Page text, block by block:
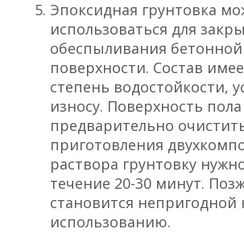
Эпоксидная грунтовка
использоваться для
обеспыливания бетонной
поверхности. Состав
степень водостойкости,
износу. Поверхность
предварительно
приготовления
раствора грунтовку
течение 20-30 минут.
становится непригодной
использованию.